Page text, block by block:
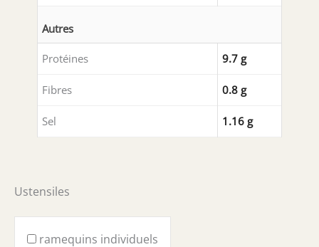
Autres
Protéines 9.7 g
Fibres 0.8 g
Sel 1.16 g
Ustensiles
ramequins individuels